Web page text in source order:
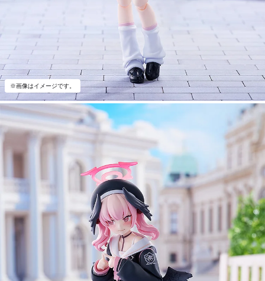
※画像はイメージです。